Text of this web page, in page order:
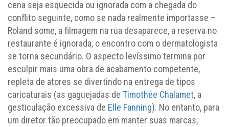
cena seja esquecida ou ignorada com a chegada do
conflito seguinte, como se nada realmente importasse –
Roland some, a filmagem na rua desaparece, a reserva no
restaurante é ignorada, o encontro com o dermatologista
se torna secundário. O aspecto levíssimo termina por
esculpir mais uma obra de acabamento competente,
repleta de atores se divertindo na entrega de tipos
caricaturais (as gaguejadas de Timothée Chalamet, a
gesticulação excessiva de Elle Fanning). No entanto, para
um diretor tão preocupado em manter suas marcas,